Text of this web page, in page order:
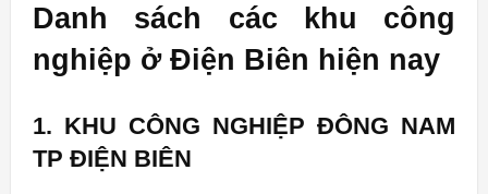
Danh sách các khu công
nghiệp ở Điện Biên hiện nay
1. KHU CÔNG NGHIỆP ĐÔNG NAM
TP ĐIỆN BIÊN